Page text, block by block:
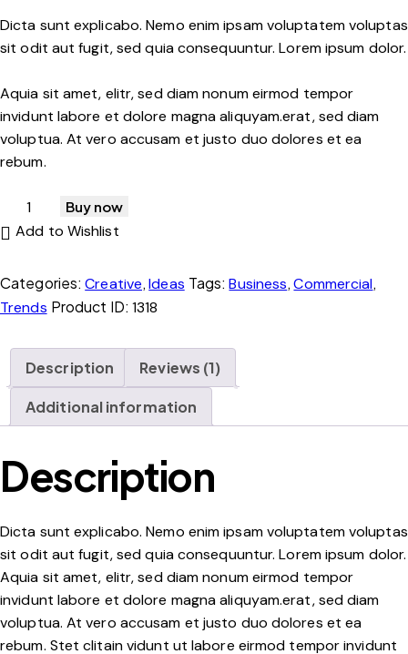
base
custo
g
Dicta sunt explicabo. Nemo enim ipsam voluptatem voluptas
sit odit aut fugit, sed quia consequuntur. Lorem ipsum dolor.
Aquia sit amet, elitr, sed diam nonum eirmod tempor
invidunt labore et dolore magna aliquyam.erat, sed diam
voluptua. At vero accusam et justo duo dolores et ea
rebum.
Buy now
Add to Wishlist
Categories:Creative,Ideas Tags:Business,Commercial,
Trends Product ID: 1318
Description Reviews (1)
Additional information
Description
Dicta sunt explicabo. Nemo enim ipsam voluptatem voluptas
sit odit aut fugit, sed quia consequuntur. Lorem ipsum dolor.
Aquia sit amet, elitr, sed diam nonum eirmod tempor
invidunt labore et dolore magna aliquyam.erat, sed diam
voluptua. At vero accusam et justo duo dolores et ea
rebum. Stet clitain vidunt ut labore eirmod tempor invidunt